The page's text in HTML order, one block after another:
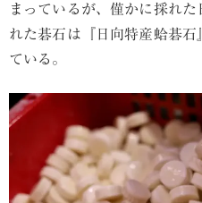
まっているが、僅かに採れ
れた碁石は『日向特産蛤碁
ている。